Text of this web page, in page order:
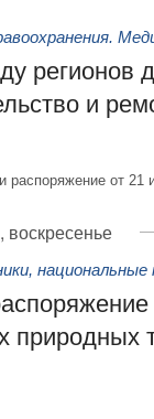
регионов
и
распоряжение от
национальные
природных